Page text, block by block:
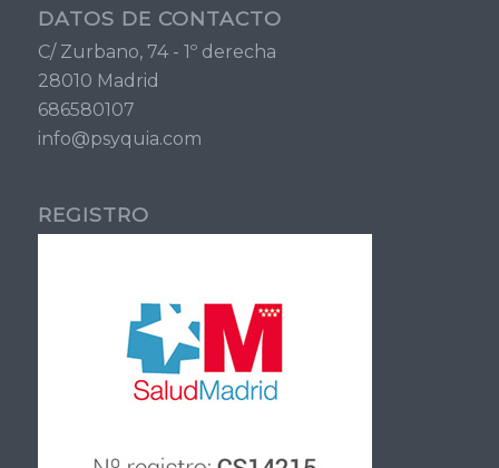
DATOS DE CONTACTO
C/ Zurbano, 74 - 1º derecha
28010 Madrid
686580107
info@psyquia.com
REGISTRO